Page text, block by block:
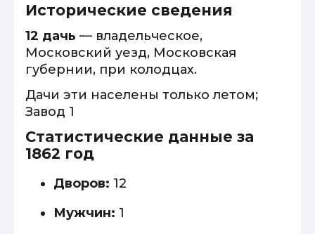
Исторические сведения
12 дачь — владельческое,
Московский уезд, Московская
губернии, при колодцах.
Дачи эти населены только летом;
Завод 1
Статистические данные за
1862 год
Дворов: 12
Мужчин: 1